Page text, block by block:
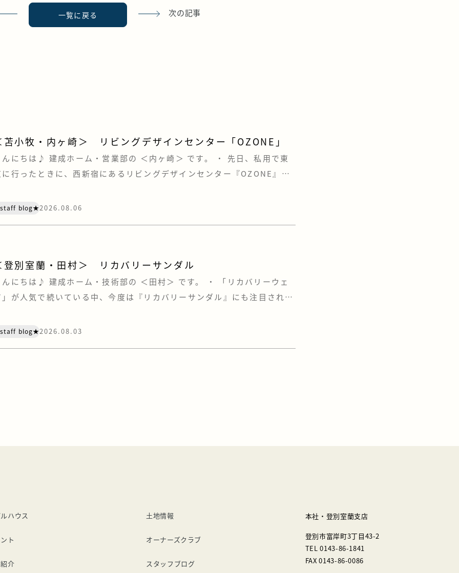
一覧に戻る 次の記事
苫小牧・内ヶ崎＞ リビングデザインセンター「OZONE」
んにちは♪ 建成ホーム・営業部の ＜内ヶ崎＞ です。 ・ 先日、私用で東
に行ったときに、西新宿にあるリビングデザインセンター『OZONE』に
・ショップが集う、住まいとインテリアの情報センターです。 注文住宅
blog★2026.08.06
登別室蘭・田村＞ リカバリーサンダル
んにちは♪ 建成ホーム・技術部の ＜田村＞ です。 ・ 「リカバリーウェ
」が人気で続いている中、今度は『リカバリーサンダル』にも注目されて
・・・ リカバリーウェアの効果がいまひとつ得られなかったので、今度
blog★2026.08.03
ハウス
ト
介
土地情報
オーナーズクラブ
スタッフブログ
本社・登別室蘭支店
登別市富岸町3丁目43-2
TEL 0143-86-1841
FAX 0143-86-0086